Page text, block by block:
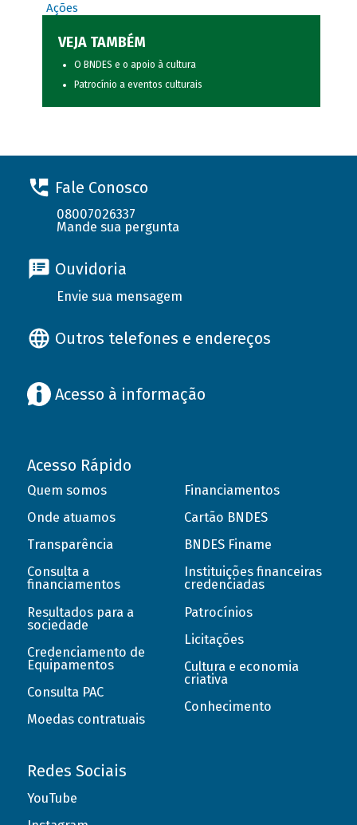
Ações
VEJA TAMBÉM
O BNDES e o apoio à cultura
Patrocínio a eventos culturais
Fale Conosco
08007026337
Mande sua pergunta
Ouvidoria
Envie sua mensagem
Outros telefones e endereços
Acesso à informação
Acesso Rápido
Quem somos
Onde atuamos
Transparência
Consulta a
financiamentos
Resultados para a
sociedade
Credenciamento de
Equipamentos
Consulta PAC
Moedas contratuais
Financiamentos
Cartão BNDES
BNDES Finame
Instituições financeiras
credenciadas
Patrocínios
Licitações
Cultura e economia
criativa
Conhecimento
Redes Sociais
YouTube